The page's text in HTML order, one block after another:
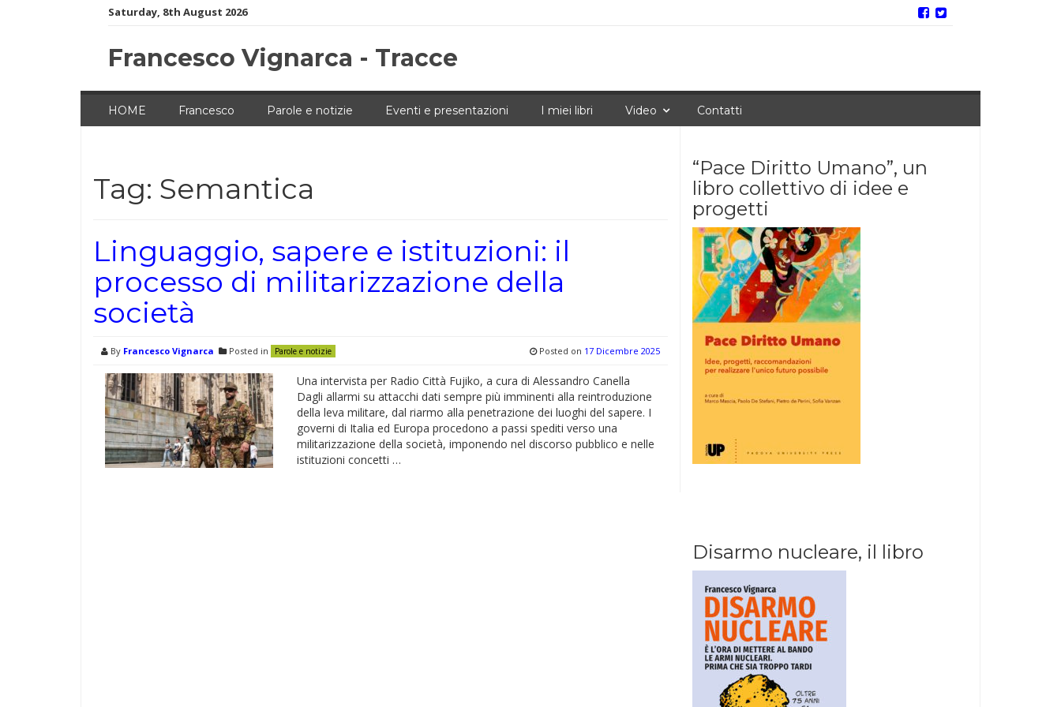
Saturday, 8th August 2026
Francesco Vignarca - Tracce
HOME Francesco Parole e notizie Eventi e presentazioni I miei libri Video Contatti
Tag: Semantica
Linguaggio, sapere e istituzioni: il
processo di militarizzazione della
società
By Francesco Vignarca Posted in Parole e notizie Posted on 17 Dicembre 2025
Una intervista per Radio Città Fujiko, a cura di Alessandro Canella
Dagli allarmi su attacchi dati sempre più imminenti alla reintroduzione
della leva militare, dal riarmo alla penetrazione dei luoghi del sapere. I
governi di Italia ed Europa procedono a passi spediti verso una
militarizzazione della società, imponendo nel discorso pubblico e nelle
istituzioni concetti …
“Pace Diritto Umano”, un
libro collettivo di idee e
progetti
Disarmo nucleare, il libro